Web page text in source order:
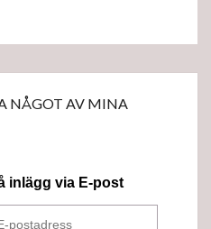
NÅGOT AV MINA
inlägg via E-post